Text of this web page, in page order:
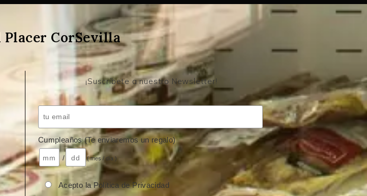
CorSevilla
¡Suscríbete a nuestro Newsletter!
Cumpleaños (Te enviaremos un regalo)
/ ( mes / día )
Acepto la Política de Privacidad